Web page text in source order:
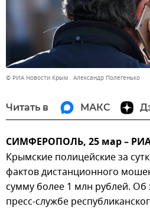
© РИА Новости Крым . Александр Полегенько
Читать в МАКС
СИМФЕРОПОЛЬ, 25 мар –
Крымские полицейские за
фактов дистанционного
сумму более 1 млн рублей.
пресс-службе